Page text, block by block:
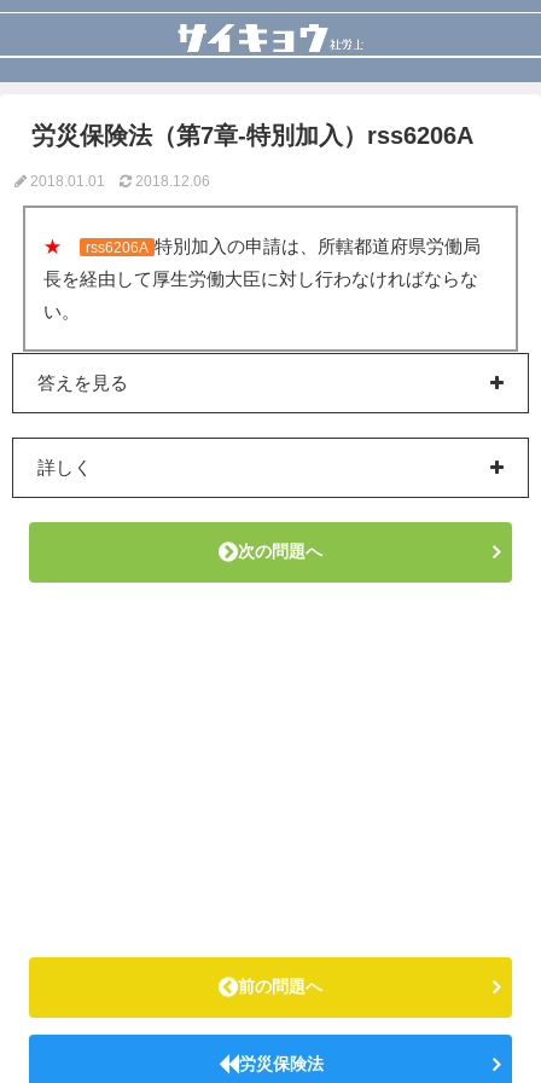
労災保険法（第7章-特別加入）rss6206A
2018.01.01 2018.12.06
★ rss6206A 特別加入の申請は、所轄都道府県労働局
長を経由して厚生労働大臣に対し行わなければならな
い。
答えを見る
詳しく
次の問題へ
前の問題へ
労災保険法